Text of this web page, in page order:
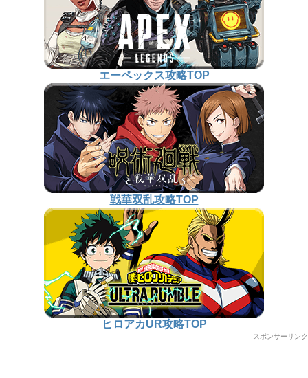
エーペックス攻略TOP
戦華双乱攻略TOP
ヒロアカUR攻略TOP
スポンサーリンク